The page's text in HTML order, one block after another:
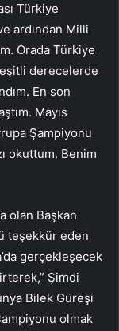
Türkiye
ardından Milli
Orada Türkiye
derecelerde
En son
Mayıs
Şampiyonu
okuttum. Benim
olan Başkan
teşekkür eden
gerçekleşecek
Şimdi
Bilek Güreşi
olmak